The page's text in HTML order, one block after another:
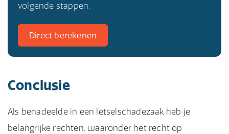
volgende stappen.
Direct berekenen
Conclusie
Als benadeelde in een letselschadezaak heb je
belangrijke rechten, waaronder het recht op